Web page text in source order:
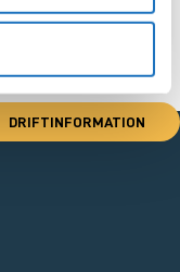
DRIFTINFORMATION